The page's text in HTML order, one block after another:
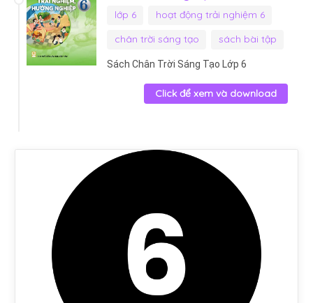
lớp 6
hoạt động trải nghiệm 6
chân trời sáng tạo
sách bài tập
Sách Chân Trời Sáng Tạo Lớp 6
Click để xem và download